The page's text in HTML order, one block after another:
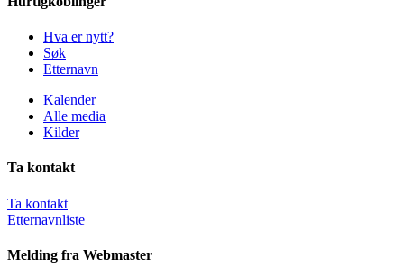
Hva er nytt?
Søk
Etternavn
Kalender
Alle media
Kilder
Ta kontakt
Ta kontakt
Etternavnliste
Melding fra Webmaster